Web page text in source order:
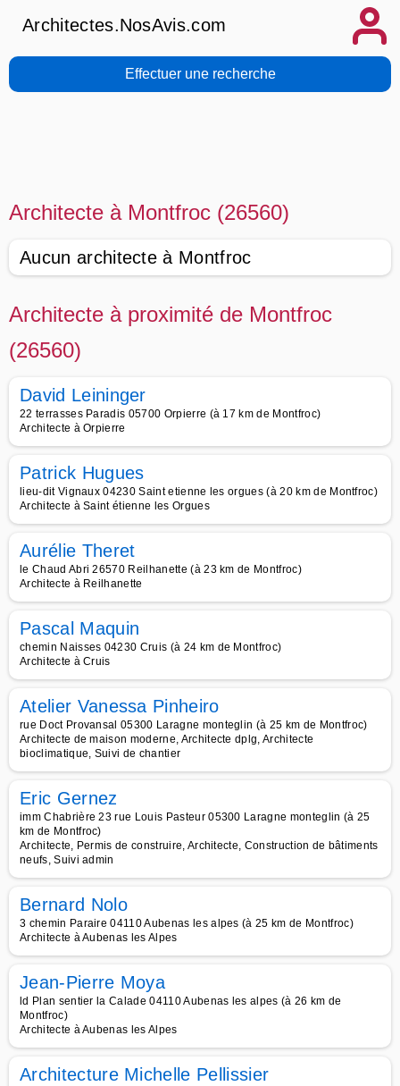
Architectes.NosAvis.com
Effectuer une recherche
Architecte à Montfroc (26560)
Aucun architecte à Montfroc
Architecte à proximité de Montfroc
(26560)
David Leininger
22 terrasses Paradis 05700 Orpierre (à 17 km de Montfroc)
Architecte à Orpierre
Patrick Hugues
lieu-dit Vignaux 04230 Saint etienne les orgues (à 20 km de Montfroc)
Architecte à Saint étienne les Orgues
Aurélie Theret
le Chaud Abri 26570 Reilhanette (à 23 km de Montfroc)
Architecte à Reilhanette
Pascal Maquin
chemin Naisses 04230 Cruis (à 24 km de Montfroc)
Architecte à Cruis
Atelier Vanessa Pinheiro
rue Doct Provansal 05300 Laragne monteglin (à 25 km de Montfroc)
Architecte de maison moderne, Architecte dplg, Architecte
bioclimatique, Suivi de chantier
Eric Gernez
imm Chabrière 23 rue Louis Pasteur 05300 Laragne monteglin (à 25
km de Montfroc)
Architecte, Permis de construire, Architecte, Construction de bâtiments
neufs, Suivi admin
Bernard Nolo
3 chemin Paraire 04110 Aubenas les alpes (à 25 km de Montfroc)
Architecte à Aubenas les Alpes
Jean-Pierre Moya
ld Plan sentier la Calade 04110 Aubenas les alpes (à 26 km de
Montfroc)
Architecte à Aubenas les Alpes
Architecture Michelle Pellissier